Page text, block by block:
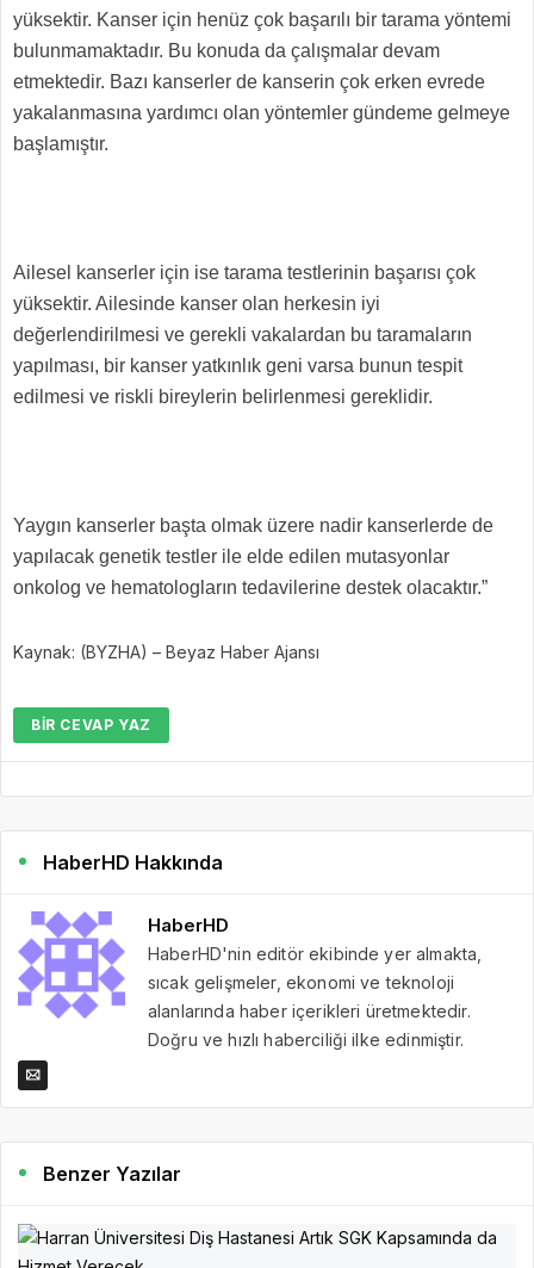
yüksektir. Kanser için henüz çok başarılı bir tarama yöntemi
bulunmamaktadır. Bu konuda da çalışmalar devam
etmektedir. Bazı kanserler de kanserin çok erken evrede
yakalanmasına yardımcı olan yöntemler gündeme gelmeye
başlamıştır.
Ailesel kanserler için ise tarama testlerinin başarısı çok
yüksektir. Ailesinde kanser olan herkesin iyi
değerlendirilmesi ve gerekli vakalardan bu taramaların
yapılması, bir kanser yatkınlık geni varsa bunun tespit
edilmesi ve riskli bireylerin belirlenmesi gereklidir.
Yaygın kanserler başta olmak üzere nadir kanserlerde de
yapılacak genetik testler ile elde edilen mutasyonlar
onkolog ve hematologların tedavilerine destek olacaktır.”
Kaynak: (BYZHA) – Beyaz Haber Ajansı
BIR CEVAP YAZ
HaberHD Hakkında
HaberHD
HaberHD'nin editör ekibinde yer almakta,
sıcak gelişmeler, ekonomi ve teknoloji
alanlarında haber içerikleri üretmektedir.
Doğru ve hızlı haberciliği ilke edinmiştir.
Benzer Yazılar